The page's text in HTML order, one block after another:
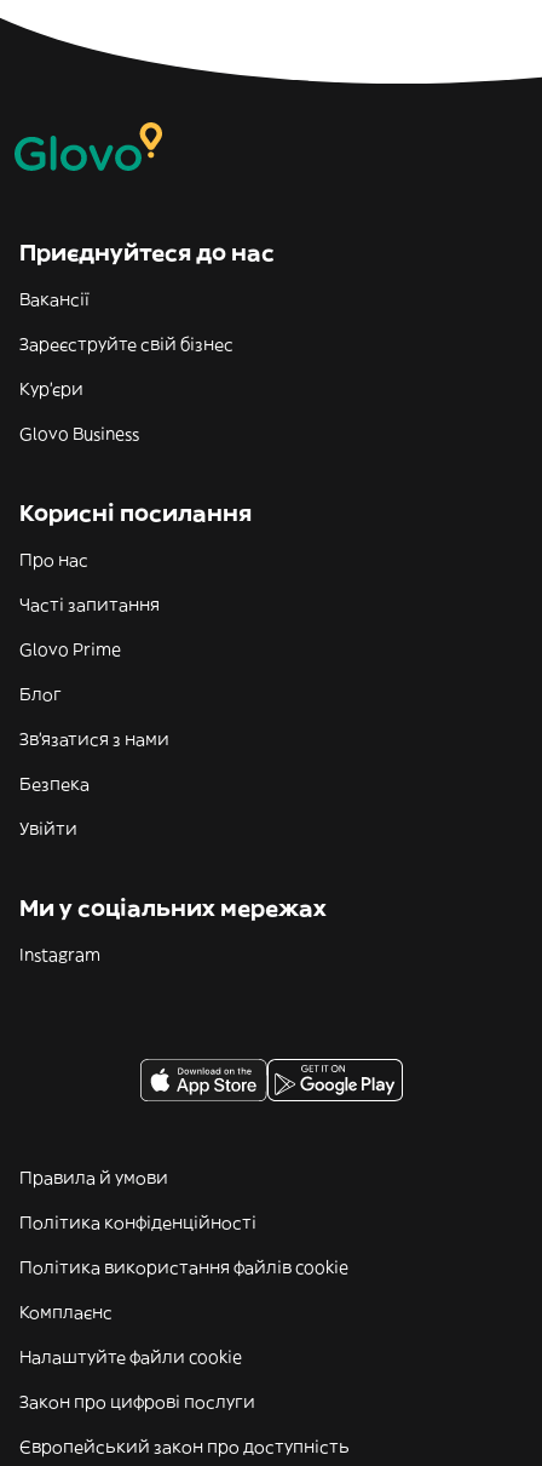
Приєднуйтеся до нас
Вакансії
Зареєструйте свій бізнес
Кур'єри
Glovo Business
Корисні посилання
Про нас
Часті запитання
Glovo Prime
Блог
Зв'язатися з нами
Безпека
Увійти
Ми у соціальних мережах
Instagram
Правила й умови
Політика конфіденційності
Політика використання файлів cookie
Комплаєнс
Налаштуйте файли cookie
Закон про цифрові послуги
Європейський закон про доступність